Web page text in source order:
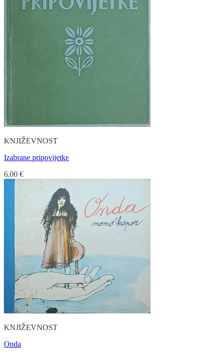
KNJIŽEVNOST
Izabrane pripovijetke
6.00 €
KNJIŽEVNOST
Onda